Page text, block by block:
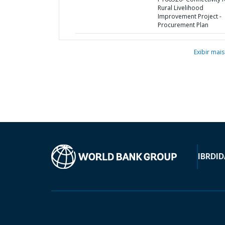
Rural Livelihood
Improvement Project -
Procurement Plan
Exibir mais
IBRD